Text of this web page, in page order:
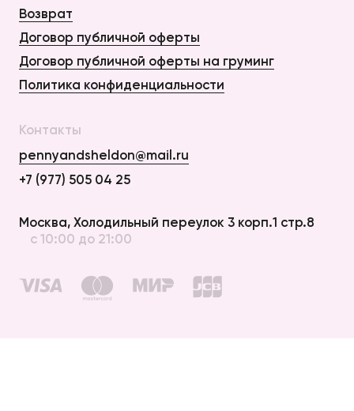
Возврат
Договор публичной оферты
Договор публичной оферты на груминг
Политика конфиденциальности
Контакты
pennyandsheldon@mail.ru
+7 (977) 505 04 25
Москва, Холодильный переулок 3 корп.1 стр.8
с 10:00 до 21:00
Оплата и Доставка
Возврат
Договор публичной оферты на груминг